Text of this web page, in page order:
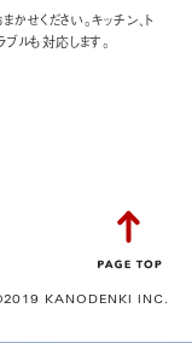
せください。キッチン、ト
ルも対応します。
KANODENKI INC.